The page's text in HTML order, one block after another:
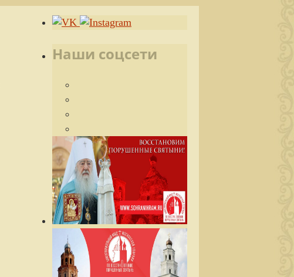
Наши соцсети